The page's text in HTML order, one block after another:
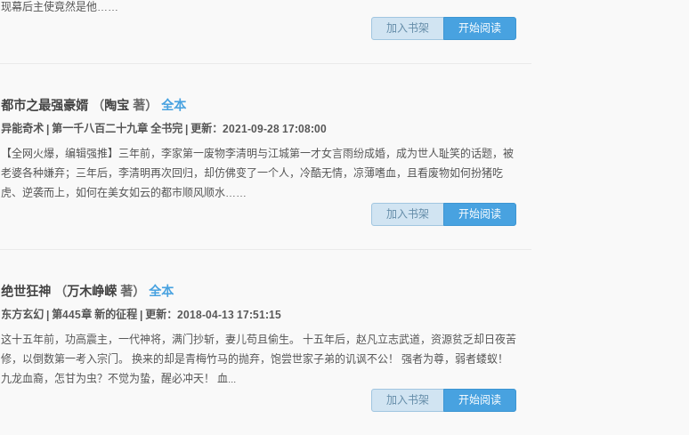
现幕后主使竟然是他……
加入书架
开始阅读
都市之最强豪婿 （陶宝 著） 全本
异能奇术 | 第一千八百二十九章 全书完 | 更新：2021-09-28 17:08:00
【全网火爆，编辑强推】三年前，李家第一废物李清明与江城第一才女言雨纷成婚，成为世人耻笑的话题，被
老婆各种嫌弃；三年后，李清明再次回归，却仿佛变了一个人，冷酷无情，凉薄嗜血，且看废物如何扮猪吃
虎、逆袭而上，如何在美女如云的都市顺风顺水……
加入书架
开始阅读
绝世狂神 （万木峥嵘 著） 全本
东方玄幻 | 第445章 新的征程 | 更新：2018-04-13 17:51:15
这十五年前，功高震主，一代神将，满门抄斩，妻儿苟且偷生。 十五年后，赵凡立志武道，资源贫乏却日夜苦
修，以倒数第一考入宗门。 换来的却是青梅竹马的抛弃，饱尝世家子弟的讥讽不公！ 强者为尊，弱者蝼蚁！
九龙血裔，怎甘为虫？不觉为蛰，醒必冲天！ 血...
加入书架
开始阅读